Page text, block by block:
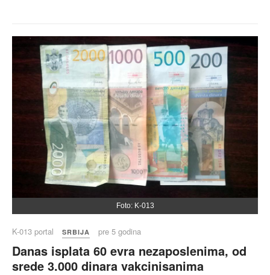
Foto: K-013
K-013 portal SRBIJA pre 5 godina
Danas isplata 60 evra nezaposlenima, od
srede 3.000 dinara vakcinisanima